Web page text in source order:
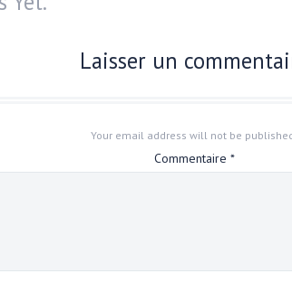
Laisser un
Your email address will not be
Commentaire *